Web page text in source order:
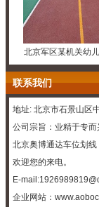
北京军区某机关幼
联系我们
地址: 北京市石景山区
公司宗旨：业精于专而
北京奥博通达车位划线
欢迎您的来电。
E-
企业 网站：